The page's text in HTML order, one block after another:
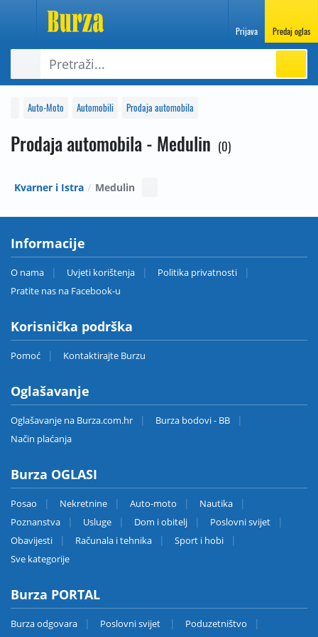
Prijava Predaj oglas
Auto-Moto Automobili Prodaja automobila
Prodaja automobila - Medulin 0
Kvarner i Istra Medulin
Informacije
O nama Uvjeti korištenja
Politika privatnosti
Pratite nas na Facebook-u
Korisnička podrška
Pomoć Kontaktirajte Burzu
Oglašavanje
Oglašavanje na Burza.com.hr
Burza bodovi - BB
Način plaćanja
Burza OGLASI
Posao Nekretnine Auto-moto
Nautika
Poznanstva
Usluge Dom i obitelj
Poslovni svijet
Obavijesti
Računala i tehnika
Sport i hobi
Sve kategorije
Burza PORTAL
Burza odgovara Poslovni svijet
Poduzetništvo